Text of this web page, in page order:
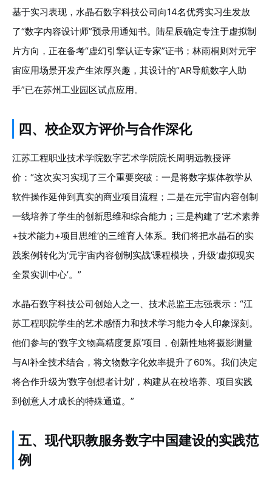
基于实习表现，水晶石数字科技公司向14名优秀实习生发放
了“数字内容设计师”预录用通知书。陆星辰确定专注于虚拟制
片方向，正在备考“虚幻引擎认证专家”证书；林雨桐则对元宇
宙应用场景开发产生浓厚兴趣，其设计的“AR导航数字人助
手”已在苏州工业园区试点应用。
四、校企双方评价与合作深化
江苏工程职业技术学院数字艺术学院院长周明远教授评
价：“这次实习实现了三个重要突破：一是将数字媒体教学从
软件操作延伸到真实的商业项目流程；二是在元宇宙内容创制
一线培养了学生的创新思维和综合能力；三是构建了‘艺术素养
+技术能力+项目思维’的三维育人体系。我们将把水晶石的实
践案例转化为‘元宇宙内容创制实战’课程模块，升级‘虚拟现实
全景实训中心’。”
水晶石数字科技公司创始人之一、技术总监王志强表示：“江
苏工程职院学生的艺术感悟力和技术学习能力令人印象深刻。
他们参与的‘数字文物高精度复原’项目，创新性地将摄影测量
与AI补全技术结合，将文物数字化效率提升了60%。我们决定
将合作升级为‘数字创想者计划’，构建从在校培养、项目实践
到创意人才成长的特殊通道。”
五、现代职教服务数字中国建设的实践范
例